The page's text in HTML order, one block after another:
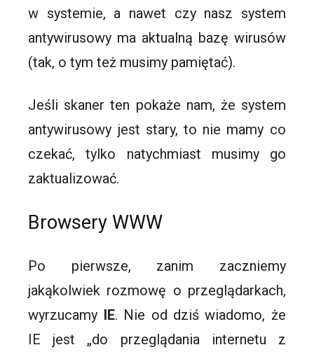
w systemie, a nawet czy nasz system
antywirusowy ma aktualną bazę wirusów
(tak, o tym też musimy pamiętać).
Jeśli skaner ten pokaże nam, że system
antywirusowy jest stary, to nie mamy co
czekać, tylko natychmiast musimy go
zaktualizować.
Browsery WWW
Po pierwsze, zanim zaczniemy
jakąkolwiek rozmowę o przeglądarkach,
wyrzucamy IE. Nie od dziś wiadomo, że
IE jest „do przeglądania internetu z